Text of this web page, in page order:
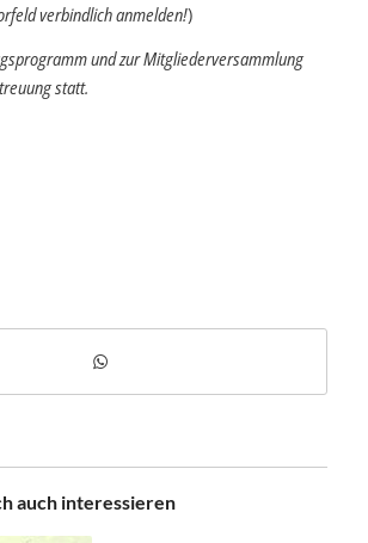
verbindlich anmelden!)
und zur Mitgliederversammlung
statt.
auch interessieren